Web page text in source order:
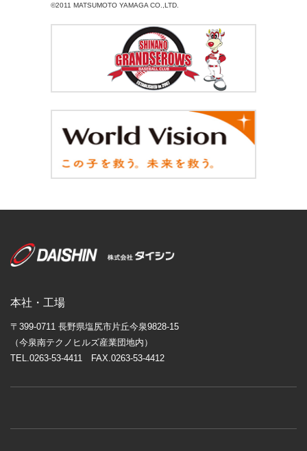
©2011 MATSUMOTO YAMAGA CO.,LTD.
本社・工場
〒399-0711 長野県塩尻市片丘今泉9828-15
（今泉南テクノヒルズ産業団地内）
TEL.0263-53-4411 FAX.0263-53-4412